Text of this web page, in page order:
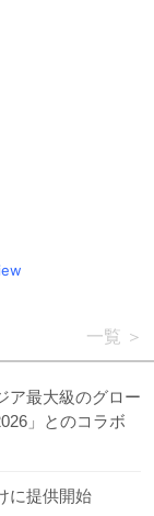
一覧
ア最大級のグロー
」とのコラボ
に提供開始